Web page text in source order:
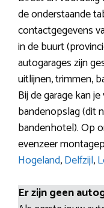
de onderstaande
contactgegevens
in de buurt
autogarages zijn
uitlijnen, trimmen,
Bij de garage kan
bandenopslag (dit
bandenhotel). Op
evenzeer
Hogeland,Delfzijl,
Er zijn geen